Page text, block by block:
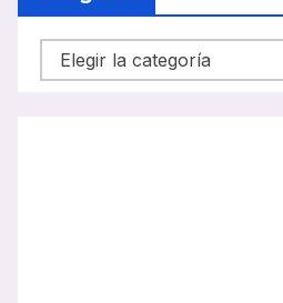
Categorías